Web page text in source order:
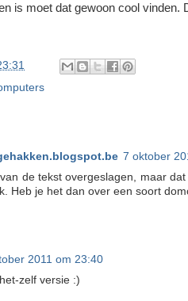
is moet dat gewoon cool vinden.
7 oktober
de tekst overgeslagen, maar
Heb je het dan over een soort
2011 om 23:40
zelf versie :)